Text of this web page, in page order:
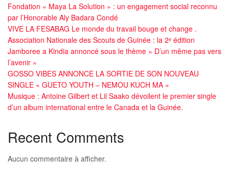
Fondation « Maya La Solution » : un engagement social reconnu
par l’Honorable Aly Badara Condé
VIVE LA FESABAG Le monde du travail bouge et change .
Association Nationale des Scouts de Guinée : la 2ᵉ édition
Jamboree a Kindia annoncé sous le thème « D’un même pas vers
l’avenir »
GOSSO VIBES ANNONCE LA SORTIE DE SON NOUVEAU
SINGLE « GUETO YOUTH – NEMOU KUCH MA »
Musique : Antoine Gilbert et Lil Saako dévoilent le premier single
d’un album international entre le Canada et la Guinée.
Recent Comments
Aucun commentaire à afficher.